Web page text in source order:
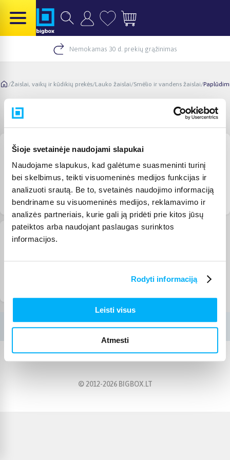
Šioje svetainėje naudojami slapukai
Naudojame slapukus, kad galėtume suasmeninti turinį
bei skelbimus, teikti visuomeninės medijos funkcijas ir
analizuoti srautą. Be to, svetainės naudojimo informaciją
bendriname su visuomeninės medijos, reklamavimo ir
analizės partneriais, kurie gali ją pridėti prie kitos jūsų
pateiktos arba naudojant paslaugas surinktos
informacijos.
Rodyti informaciją
Leisti visus
Atmesti
Nemokamas 30 d. prekių grąžinimas
/Žaislai, vaikų ir kūdikių prekės/Lauko žaislai/Smėlio ir vandens žaislai/
Paplūdimio prekės
Visos paplūdimio
prekės
Pripučiamos prekės Plaukimo aksesuarai
© 2012-2026BIGBOX.LT